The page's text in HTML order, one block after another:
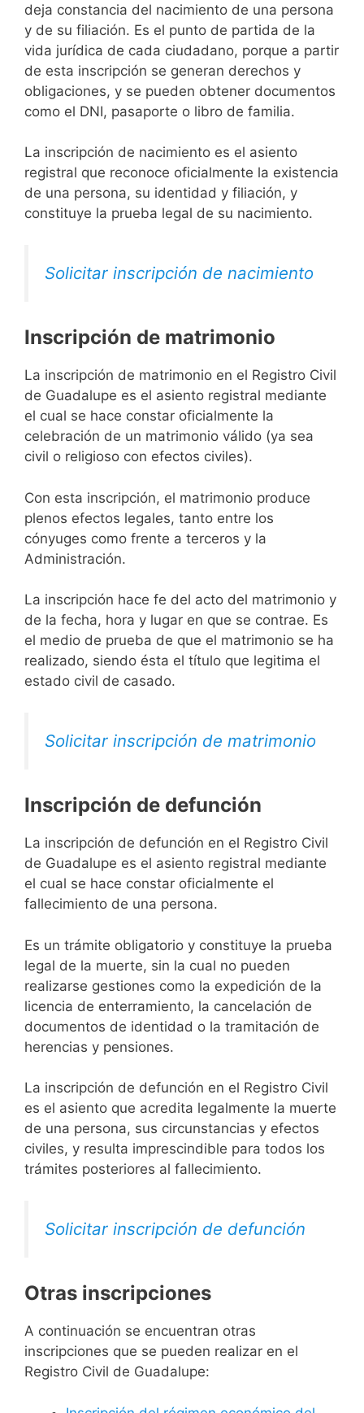
deja constancia del nacimiento de una persona
y de su filiación. Es el punto de partida de la
vida jurídica de cada ciudadano, porque a partir
de esta inscripción se generan derechos y
obligaciones, y se pueden obtener documentos
como el DNI, pasaporte o libro de familia.
La inscripción de nacimiento es el asiento
registral que reconoce oficialmente la existencia
de una persona, su identidad y filiación, y
constituye la prueba legal de su nacimiento.
Solicitar inscripción de nacimiento
Inscripción de matrimonio
La inscripción de matrimonio en el Registro Civil
de Guadalupe es el asiento registral mediante
el cual se hace constar oficialmente la
celebración de un matrimonio válido (ya sea
civil o religioso con efectos civiles).
Con esta inscripción, el matrimonio produce
plenos efectos legales, tanto entre los
cónyuges como frente a terceros y la
Administración.
La inscripción hace fe del acto del matrimonio y
de la fecha, hora y lugar en que se contrae. Es
el medio de prueba de que el matrimonio se ha
realizado, siendo ésta el título que legitima el
estado civil de casado.
Solicitar inscripción de matrimonio
Inscripción de defunción
La inscripción de defunción en el Registro Civil
de Guadalupe es el asiento registral mediante
el cual se hace constar oficialmente el
fallecimiento de una persona.
Es un trámite obligatorio y constituye la prueba
legal de la muerte, sin la cual no pueden
realizarse gestiones como la expedición de la
licencia de enterramiento, la cancelación de
documentos de identidad o la tramitación de
herencias y pensiones.
La inscripción de defunción en el Registro Civil
es el asiento que acredita legalmente la muerte
de una persona, sus circunstancias y efectos
civiles, y resulta imprescindible para todos los
trámites posteriores al fallecimiento.
Solicitar inscripción de defunción
Otras inscripciones
A continuación se encuentran otras
inscripciones que se pueden realizar en el
Registro Civil de Guadalupe: